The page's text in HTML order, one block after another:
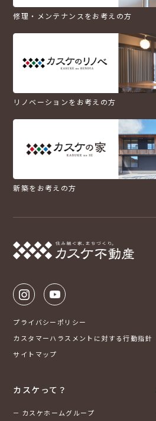
修理・メンテナンスをお考えの方
リノベーションをお考えの方
新築をお考えの方
プライバシーポリシー
カスタマーハラスメントに対する行動指針
サイトマップ
カスケって？
カスケホームグループ